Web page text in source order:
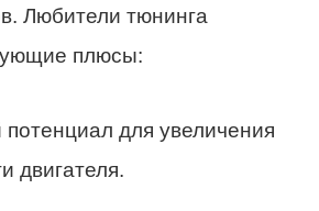
Любители тюнинга
плюсы:
для увеличения
двигателя.